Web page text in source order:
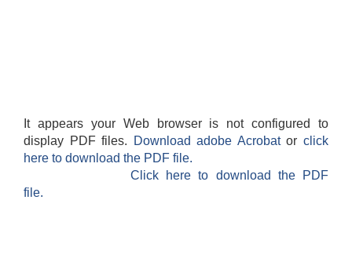
It appears your Web browser is not configured to
display PDF files.
Download adobe Acrobatorclick
here to download the PDF file.
Click here to download the PDF
file.